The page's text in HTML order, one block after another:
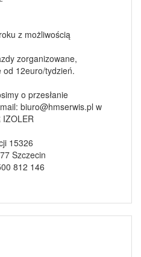
z możliwością
zorganizowane,
12euro/tydzień.
o przesłanie
biuro@hmserwis.pl w
15326
Szczecin
812 146